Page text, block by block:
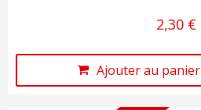
2,30 €
Ajouter au panier